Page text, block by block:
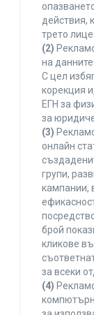
действия,
трето
(2)
на
С цел
корекция
ЕГН за
за
(3)
онлайн
групи,
кампании,
брой
кликове
за всеки
(4)